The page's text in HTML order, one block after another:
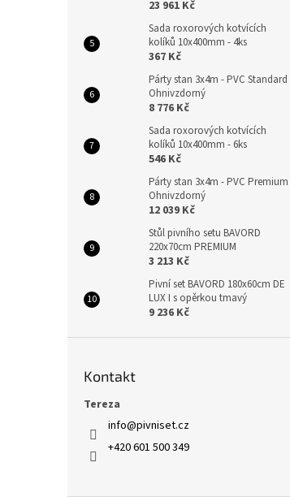
23 961 Kč
Sada roxorových kotvících
kolíků 10x400mm - 4ks
367 Kč
Párty stan 3x4m - PVC Standard
Ohnivzdorný
8 776 Kč
Sada roxorových kotvících
kolíků 10x400mm - 6ks
546 Kč
Párty stan 3x4m - PVC Premium
Ohnivzdorný
12 039 Kč
Stůl pivního setu BAVORD
220x70cm PREMIUM
3 213 Kč
Pivní set BAVORD 180x60cm DE
LUX I s opěrkou tmavý
9 236 Kč
Kontakt
Tereza
info@pivniset.cz
+420 601 500 349